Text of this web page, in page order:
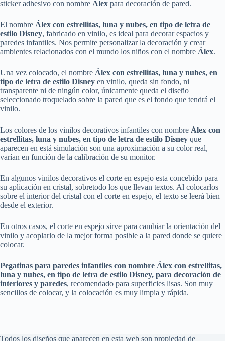
sticker adhesivo con nombre Álex para decoración de pared.
El nombre Álex con estrellitas, luna y nubes, en tipo de letra de
estilo Disney, fabricado en vinilo, es ideal para decorar espacios y
paredes infantiles. Nos permite personalizar la decoración y crear
ambientes relacionados con el mundo los niños con el nombre Álex.
Una vez colocado, el nombre Álex con estrellitas, luna y nubes, en
tipo de letra de estilo Disney en vinilo, queda sin fondo, ni
transparente ni de ningún color, únicamente queda el diseño
seleccionado troquelado sobre la pared que es el fondo que tendrá el
vinilo.
Los colores de los vinilos decorativos infantiles con nombre Álex con
estrellitas, luna y nubes, en tipo de letra de estilo Disney que
aparecen en está simulación son una aproximación a su color real,
varían en función de la calibración de su monitor.
En algunos vinilos decorativos el corte en espejo esta concebido para
su aplicación en cristal, sobretodo los que llevan textos. Al colocarlos
sobre el interior del cristal con el corte en espejo, el texto se leerá bien
desde el exterior.
En otros casos, el corte en espejo sirve para cambiar la orientación del
vinilo y acoplarlo de la mejor forma posible a la pared donde se quiere
colocar.
Pegatinas para paredes infantiles con nombre Álex con estrellitas,
luna y nubes, en tipo de letra de estilo Disney, para decoración de
interiores y paredes, recomendado para superficies lisas. Son muy
sencillos de colocar, y la colocación es muy limpia y rápida.
Todos los diseños que aparecen en esta web son propiedad de